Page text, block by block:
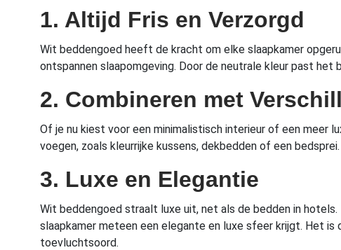
1. Altijd Fris en Verzorgd
Wit beddengoed heeft de kracht om elke slaapkamer
ontspannen slaapomgeving. Door de neutrale kleur past
2. Combineren met
Of je nu kiest voor een minimalistisch interieur of een meer
voegen, zoals kleurrijke kussens, dekbedden of een
3. Luxe en Elegantie
Wit beddengoed straalt luxe uit, net als de bedden in
slaapkamer meteen een elegante en luxe sfeer krijgt. Het
toevluchtsoord.